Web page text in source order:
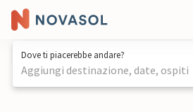
Dove ti piacerebbe andare?
Aggiungi destinazione, date, ospiti
1 / 26